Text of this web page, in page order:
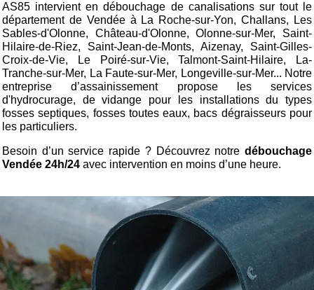
AS85 intervient en débouchage de canalisations sur tout le
département de Vendée à La Roche-sur-Yon, Challans, Les
Sables-d'Olonne, Château-d'Olonne, Olonne-sur-Mer, Saint-
Hilaire-de-Riez, Saint-Jean-de-Monts, Aizenay, Saint-Gilles-
Croix-de-Vie, Le Poiré-sur-Vie, Talmont-Saint-Hilaire, La-
Tranche-sur-Mer, La Faute-sur-Mer, Longeville-sur-Mer... Notre
entreprise d’assainissement propose les services
d'hydrocurage, de vidange pour les installations du types
fosses septiques, fosses toutes eaux, bacs dégraisseurs pour
les particuliers.
Besoin d’un service rapide ? Découvrez notre débouchage
Vendée 24h/24 avec intervention en moins d’une heure.